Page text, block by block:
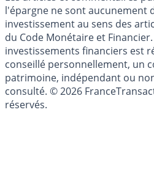
Les articles et commentaires
l'épargne ne sont aucunement
investissement au sens des
du Code Monétaire et
investissements financiers est
conseillé personnellement, un
patrimoine, indépendant ou
consulté. © 2026